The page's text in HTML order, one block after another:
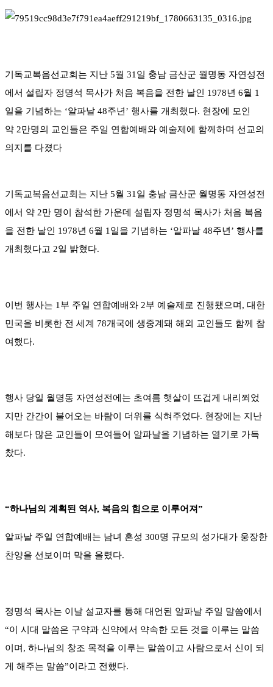
기독교복음선교회는 지난 5월 31일 충남 금산군 월명동 자연성전
에서 설립자 정명석 목사가 처음 복음을 전한 날인 1978년 6월 1
일을 기념하는 ‘알파날 48주년’ 행사를 개최했다. 현장에 모인
약 2만명의 교인들은 주일 연합예배와 예술제에 함께하며 선교의
의지를 다졌다
기독교복음선교회는 지난 5월 31일 충남 금산군 월명동 자연성전
에서 약 2만 명이 참석한 가운데 설립자 정명석 목사가 처음 복음
을 전한 날인 1978년 6월 1일을 기념하는 ‘알파날 48주년’ 행사를
개최했다고 2일 밝혔다.
이번 행사는 1부 주일 연합예배와 2부 예술제로 진행됐으며, 대한
민국을 비롯한 전 세계 78개국에 생중계돼 해외 교인들도 함께 참
여했다.
행사 당일 월명동 자연성전에는 초여름 햇살이 뜨겁게 내리쬐었
지만 간간이 불어오는 바람이 더위를 식혀주었다. 현장에는 지난
해보다 많은 교인들이 모여들어 알파날을 기념하는 열기로 가득
찼다.
“하나님의 계획된 역사, 복음의 힘으로 이루어져”
알파날 주일 연합예배는 남녀 혼성 300명 규모의 성가대가 웅장한
찬양을 선보이며 막을 올렸다.
정명석 목사는 이날 설교자를 통해 대언된 알파날 주일 말씀에서
“이 시대 말씀은 구약과 신약에서 약속한 모든 것을 이루는 말씀
이며, 하나님의 창조 목적을 이루는 말씀이고 사람으로서 신이 되
게 해주는 말씀”이라고 전했다.